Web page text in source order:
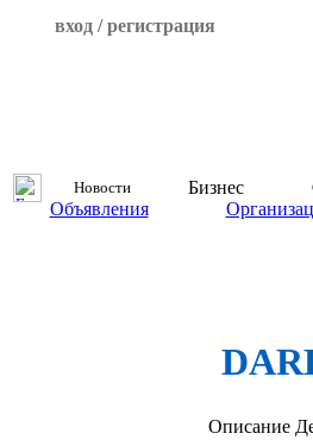
вход / регистрация
Новости Бизнес
Объявления
Описание